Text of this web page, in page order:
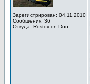
Зарегистрирован: 04.11.2010
Сообщения: 36
Откуда: Rostov on Don